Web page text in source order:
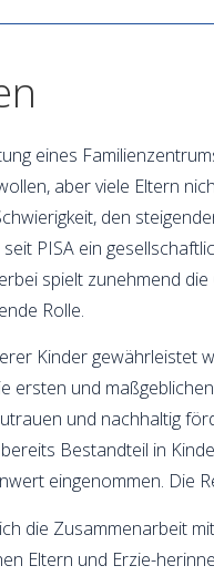
eines
aber viele Eltern
den
PISA ein
spielt zunehmend
Rolle.
Kinder gewährleistet
ersten und
und nachhaltig
Bestandteil in
eingenommen. Die
die Zusammenarbeit
Eltern und Erzie-